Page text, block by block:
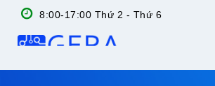
8:00-17:00 Thứ 2 - Thứ 6